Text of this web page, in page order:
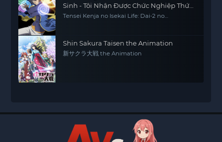
Sinh - Tôi Nhận Được Chức Nghiệp Thứ
Hai, Và Đã Trở Thành Người Mạnh Nhất
Tensei Kenja no Isekai Life: Dai-2 no
Sage in the World
Shin Sakura Taisen the Animation
新サクラ大戦 the Animation